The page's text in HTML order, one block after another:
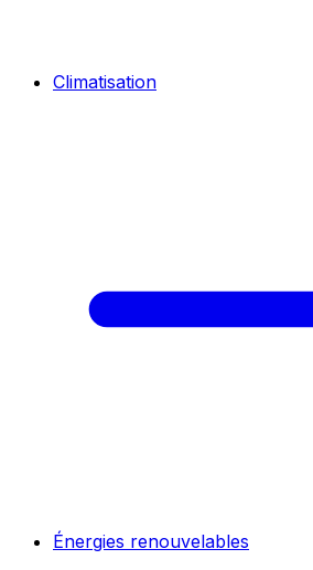
Climatisation
Énergies renouvelables